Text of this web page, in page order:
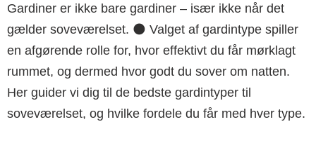
Gardiner er ikke bare gardiner – især ikke når det
gælder soveværelset. 🌑 Valget af gardintype spiller
en afgørende rolle for, hvor effektivt du får mørklagt
rummet, og dermed hvor godt du sover om natten.
Her guider vi dig til de bedste gardintyper til
soveværelset, og hvilke fordele du får med hver type.